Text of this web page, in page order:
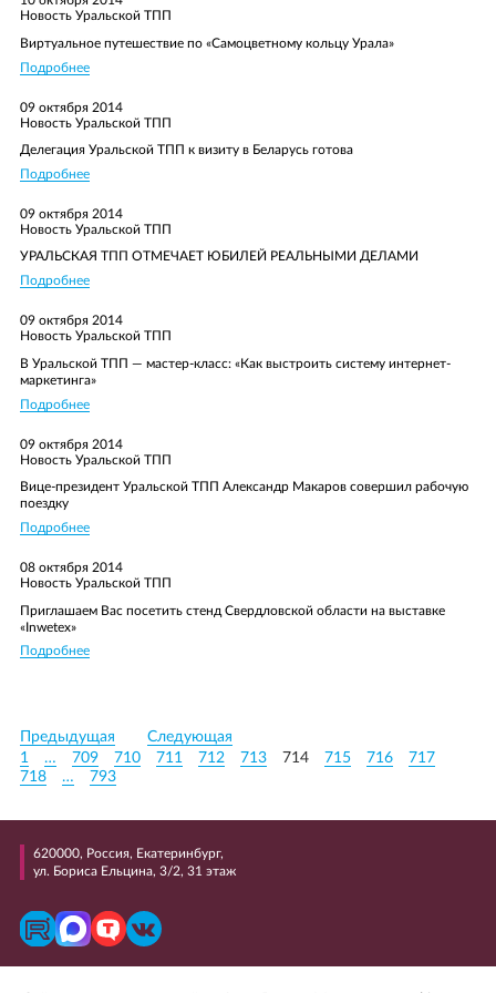
Новость Уральской ТПП
Виртуальное путешествие по «Самоцветному кольцу Урала»
Подробнее
09 октября 2014
Новость Уральской ТПП
Делегация Уральской ТПП к визиту в Беларусь готова
Подробнее
09 октября 2014
Новость Уральской ТПП
УРАЛЬСКАЯ ТПП ОТМЕЧАЕТ ЮБИЛЕЙ РЕАЛЬНЫМИ ДЕЛАМИ
Подробнее
09 октября 2014
Новость Уральской ТПП
В Уральской ТПП — мастер-класс: «Как выстроить систему интернет-
маркетинга»
Подробнее
09 октября 2014
Новость Уральской ТПП
Вице-президент Уральской ТПП Александр Макаров совершил рабочую
поездку
Подробнее
08 октября 2014
Новость Уральской ТПП
Приглашаем Вас посетить стенд Свердловской области на выставке
«Inwetex»
Подробнее
Предыдущая
Следующая
1
… 709 710 711 712 713 714 715 716
717
718
… 793
620000, Россия, Екатеринбург,
ул. Бориса Ельцина, 3/2, 31 этаж
Да, я согласен на обработку персональных данных и ознакомлен с
условиями защиты персональных данныхв соответствии с
персональных данных»
Email
Текст сообщения
Ваш телефон/E-mail
Прикрепить файл отзыва
Вы можете подгрузить файл (формата doc, docx, pdf)
Ваш вопрос
Да, я согласен на обработку персональных данных и ознакомлен с
условиями защиты персональных данныхв соответствии с
Федеральным законом от 27 июля 2006 г. № 152-ФЗ «О
Да, я согласен на обработку персональных данных и ознакомлен с
условиями защиты персональных данных
персональных данных»
ОТПРАВИТЬ